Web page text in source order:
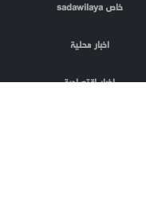
خاص sadawilaya
اخبار محلية
اخبار اقتصادية